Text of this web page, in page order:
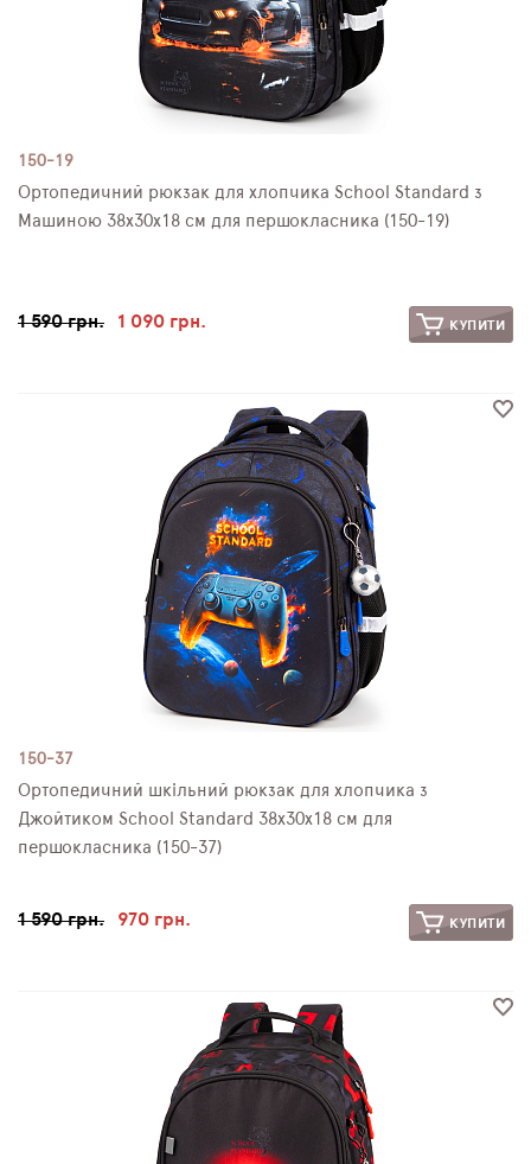
150-19
Ортопедичний рюкзак для хлопчика School Standard з
Машиною 38х30х18 см для першокласника (150-19)
1 590 грн. 1 090 грн. КУПИТИ
150-37
Ортопедичний шкільний рюкзак для хлопчика з
Джойтиком School Standard 38х30х18 см для
першокласника (150-37)
1 590 грн. 970 грн. КУПИТИ